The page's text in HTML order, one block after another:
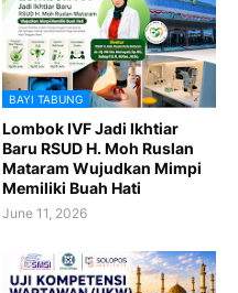
BAYI TABUNG
Lombok IVF Jadi Ikhtiar
Baru RSUD H. Moh Ruslan
Mataram Wujudkan Mimpi
Memiliki Buah Hati
June 11, 2026